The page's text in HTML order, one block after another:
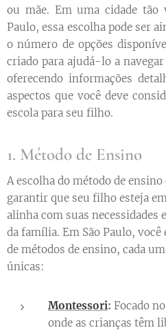
ou mãe. Em uma cidade tão
Paulo, essa escolha pode ser
o número de opções
criado para ajudá-lo a
oferecendo informações
aspectos que você deve
escola para seu filho.
1. Método de Ensino
A escolha do método de
garantir que seu filho esteja
alinha com suas necessidades
da família. Em São Paulo,
de métodos de ensino, cada
únicas:
Montessori: Focado
onde as crianças têm